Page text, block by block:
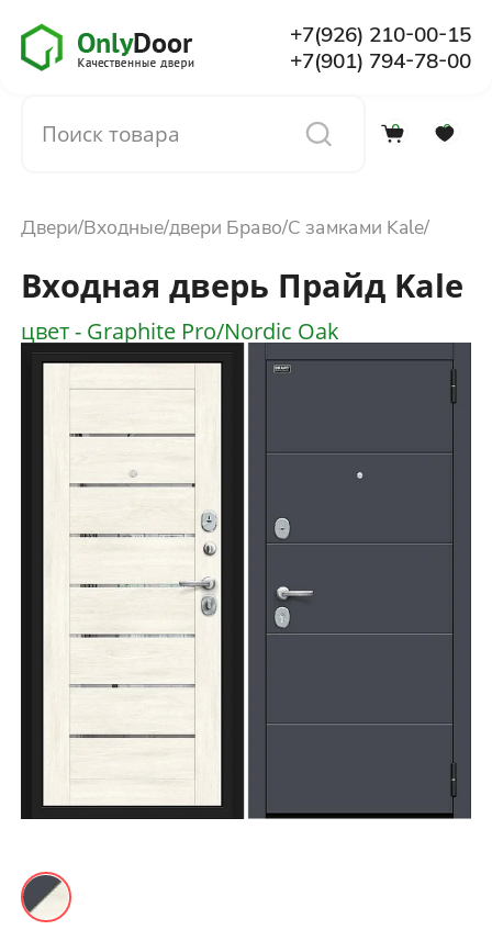
+7(926) 210-00-15
+7(901) 794-78-00
0 0
О компании
Установка
Доставка и оплата
Акции
Фото работ
Двери Входные двери Браво С замками Kale
Входная дверь Прайд Kale
цвет - Graphite Pro/Nordic Oak